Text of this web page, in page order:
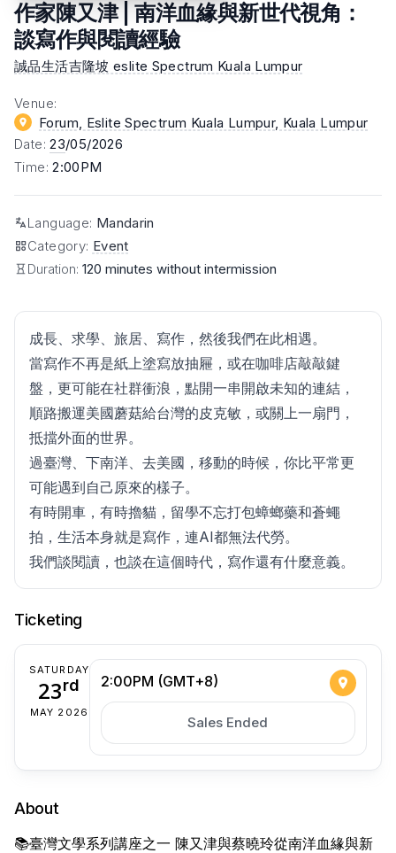
作家陳又津 | 南洋血緣與新世代視角：
談寫作與閱讀經驗
誠品生活吉隆坡 eslite Spectrum Kuala Lumpur
Venue:
Forum, Eslite Spectrum Kuala Lumpur, Kuala Lumpur
Date:23/05/2026
Time:2:00PM
Language: Mandarin
Category: Event
Duration: 120 minutes without intermission
成長、求學、旅居、寫作，然後我們在此相遇。
當寫作不再是紙上塗寫放抽屜，或在咖啡店敲敲鍵
盤，更可能在社群衝浪，點開一串開啟未知的連結，
順路搬運美國蘑菇給台灣的皮克敏，或關上一扇門，
抵擋外面的世界。
過臺灣、下南洋、去美國，移動的時候，你比平常更
可能遇到自己原來的樣子。
有時開車，有時擼貓，留學不忘打包蟑螂藥和蒼蠅
拍，生活本身就是寫作，連AI都無法代勞。
我們談閱讀，也談在這個時代，寫作還有什麼意義。
Ticketing
SATURDAY
23rd
MAY 2026
2:00PM (GMT+8)
Sales Ended
About
📚臺灣文學系列講座之一 陳又津與蔡曉玲從南洋血緣與新